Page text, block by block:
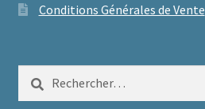
Conditions Générales de Vente
Rechercher :